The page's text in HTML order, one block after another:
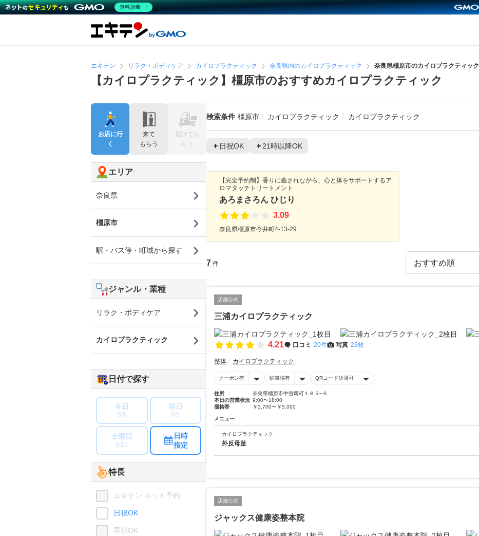
エキテン リラク・ボディケア カイロプラクティック 奈良県内のカイロプラクティック 奈良県橿原市のカイロプラクティック
【カイロプラクティック】橿原市のおすすめカイロプラクティック
検索条件 橿原市 カイロプラクティック カイロプラクティック
日祝OK 21時以降OK
【完全予約制】香りに癒されながら、心と体をサポートするア
ロマタッチトリートメント
あろまさろん ひじり
3.09
奈良県橿原市今井町4-13-29
7 件
店舗公式
三浦カイロプラクティック
4.21 口コミ 20件 写真 23枚
整体 カイロプラクティック
クーポン有 駐車場有 QRコード決済可
住所
奈良県橿原市中曽司町１８５−６
本日の営業状況 9:00〜18:00
価格帯
￥3,700〜￥5,000
メニュー
カイロプラクティック
外反母趾
店舗公式
ジャックス健康姿整本院
お店に行
く
来て
もらう
届けても
らう
エリア
奈良県
橿原市
駅・バス停・町域から探す
ジャンル・業種
リラク・ボディケア
カイロプラクティック
日付で探す
今日
8/8
明日
8/9
土曜日
8/15
日時
指定
特長
エキテン ネット予約
日祝OK
早朝OK
無料診断